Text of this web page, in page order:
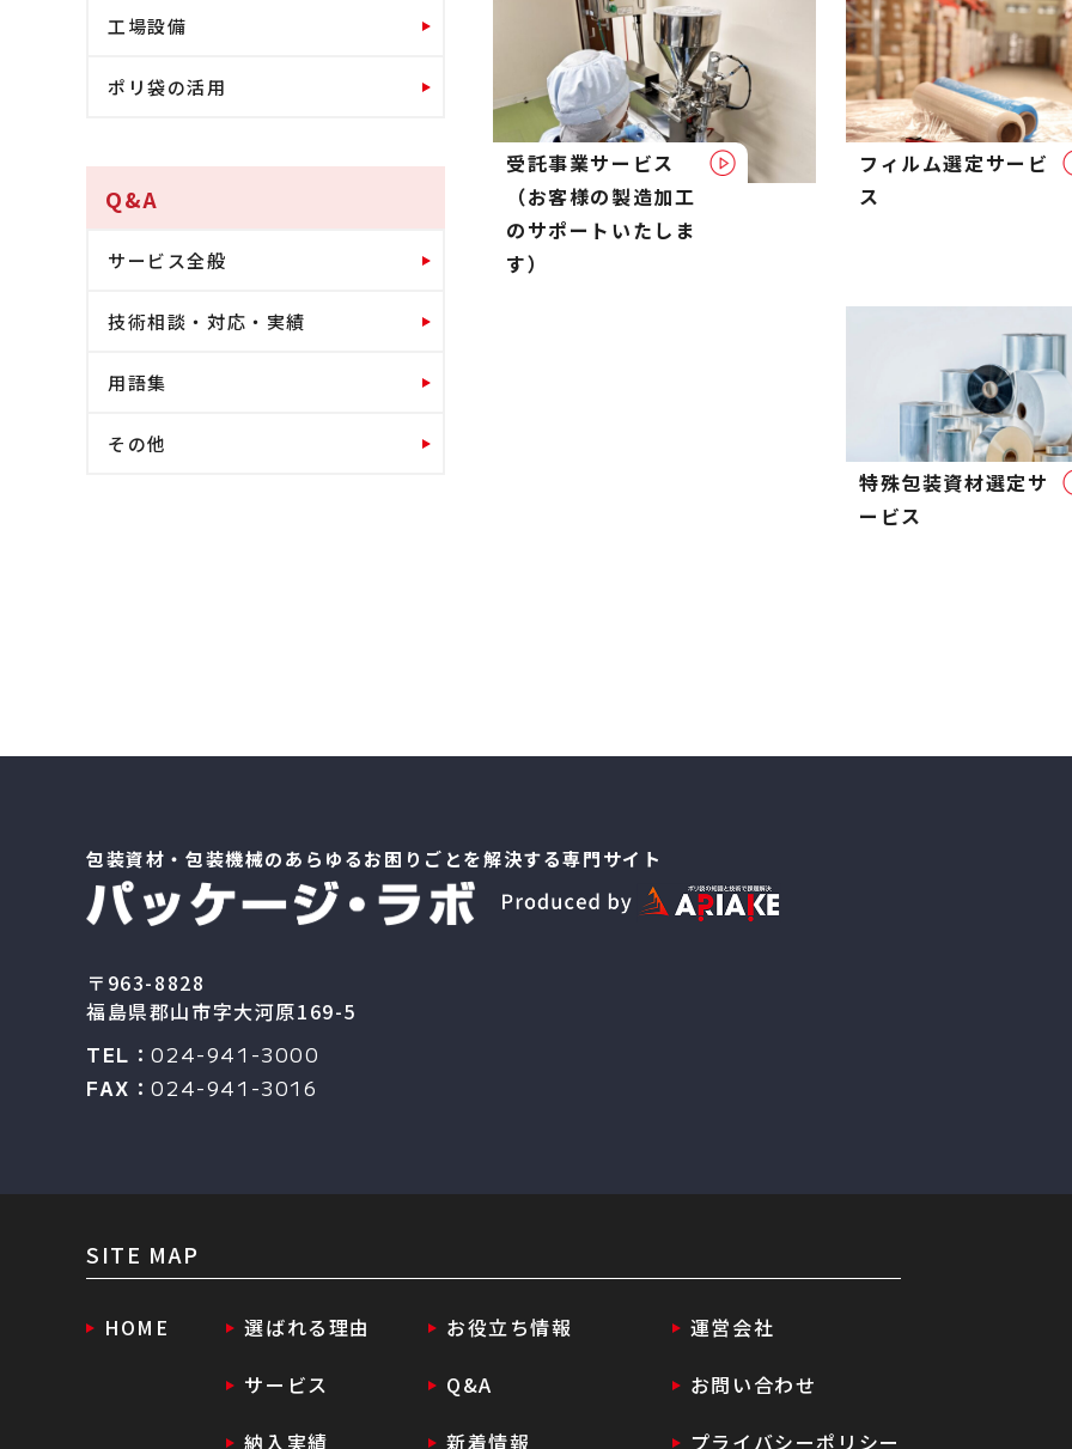
受託事業サービス
（お客様の製造加工
のサポートいたしま
す）
フィルム選定サービ
ス
特殊包装資材選定サ
ービス
工場設備
ポリ袋の活用
Q&A
サービス全般
技術相談・対応・実績
用語集
その他
包装資材・包装機械のあらゆるお困りごとを解決する専門サイト
〒963-8828
福島県郡山市字大河原169-5
TEL：024-941-3000
FAX：024-941-3016
SITE MAP
HOME
選ばれる理由
サービス
納入実績
お役立ち情報
Q&A
新着情報
運営会社
お問い合わせ
プライバシーポリシー